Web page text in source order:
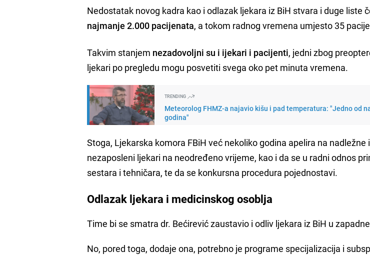
Nedostatak novog kadra kao i odlazak ljekara iz BiH stvara i duge liste
najmanje 2.000 pacijenata, a tokom radnog vremena umjesto 35
Takvim stanjem nezadovoljni su i ijekari i pacijenti, jedni zbog
ljekari po pregledu mogu posvetiti svega oko pet minuta vremena.
TRENDING
Meteorolog FHMZ-a najavio kišu i pad temperatura: "Jedno od
godina"
Stoga, Ljekarska komora FBiH već nekoliko godina apelira na nadležne
nezaposleni ljekari na neodređeno vrijeme, kao i da se u radni odnos
sestara i tehničara, te da se konkursna procedura pojednostavi.
Odlazak ljekara i medicinskog osoblja
Time bi se smatra dr. Bećirević zaustavio i odliv ljekara iz BiH u
No, pored toga, dodaje ona, potrebno je programe specijalizacija i